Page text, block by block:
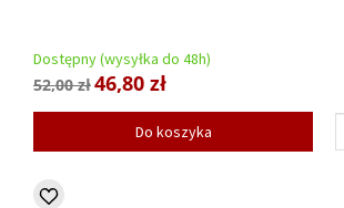
Dostępny (wysyłka do 48h)
52,00 zł46,80 zł
Do koszyka